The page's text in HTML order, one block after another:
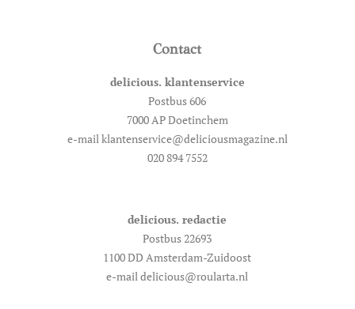
Contact
delicious. klantenservice
Postbus 606
7000 AP Doetinchem
e-mail klantenservice@deliciousmagazine.nl
020 894 7552
delicious. redactie
Postbus 22693
1100 DD Amsterdam-Zuidoost
e-mail delicious@roularta.nl